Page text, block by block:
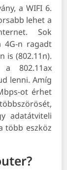
a WIFI 6.
lehet a
Sok
4G-n ragadt
is (802.11n).
802.11ax
lenni. Amíg
ot érhet
adatátviteli
több eszköz